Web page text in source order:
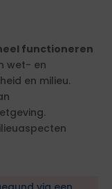
functioneren
wet- en
en milieu.